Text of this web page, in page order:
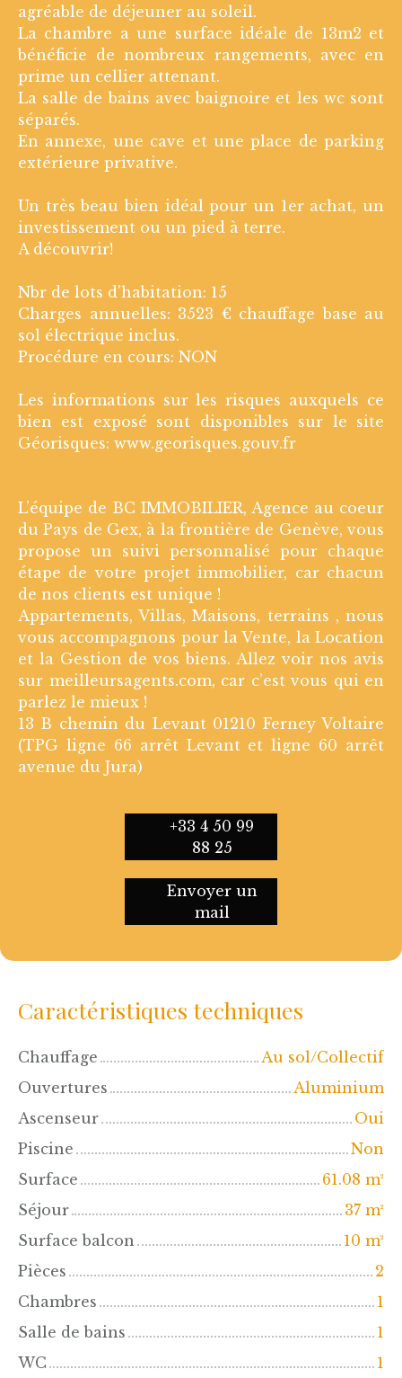
agréable de déjeuner au soleil.
La chambre a une surface idéale de 13m2 et
bénéficie de nombreux rangements, avec en
prime un cellier attenant.
La salle de bains avec baignoire et les wc sont
séparés.
En annexe, une cave et une place de parking
extérieure privative.
Un très beau bien idéal pour un 1er achat, un
investissement ou un pied à terre.
A découvrir!
Nbr de lots d'habitation: 15
Charges annuelles: 3523 € chauffage base au
sol électrique inclus.
Procédure en cours: NON
Les informations sur les risques auxquels ce
bien est exposé sont disponibles sur le site
Géorisques: www.georisques.gouv.fr
L’équipe de BC IMMOBILIER, Agence au coeur
du Pays de Gex, à la frontière de Genève, vous
propose un suivi personnalisé pour chaque
étape de votre projet immobilier, car chacun
de nos clients est unique !
Appartements, Villas, Maisons, terrains , nous
vous accompagnons pour la Vente, la Location
et la Gestion de vos biens. Allez voir nos avis
sur meilleursagents.com, car c’est vous qui en
parlez le mieux !
13 B chemin du Levant 01210 Ferney Voltaire
(TPG ligne 66 arrêt Levant et ligne 60 arrêt
avenue du Jura)
+33 4 50 99
88 25
Envoyer un
mail
Caractéristiques techniques
Chauffage
Au sol/Collectif
Ouvertures
Aluminium
Ascenseur
Oui
Piscine
Non
Surface
61.08 m²
Séjour
37 m²
Surface balcon
10 m²
Pièces
2
Chambres
1
Salle de bains
1
WC
1